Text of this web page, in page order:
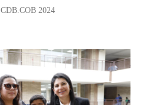
CDB.COB 2024